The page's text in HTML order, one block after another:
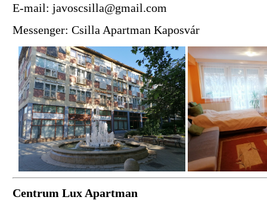
E-mail: javoscsilla@gmail.com
Messenger: Csilla Apartman Kaposvár
Centrum Lux Apartman